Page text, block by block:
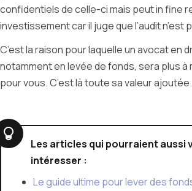
confidentiels de celle-ci mais peut in fine
investissement car il juge que l’audit n’est
C’est la raison pour laquelle un avocat en
notamment en levée de fonds, sera plus
pour vous. C’est là toute sa valeur ajoutée.
Les articles qui pourraient aussi
intéresser :
Le guide ultime pour lever des